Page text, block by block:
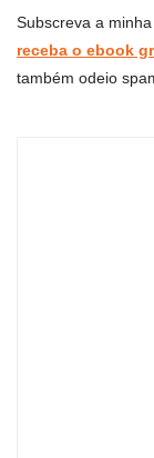
Subscreva a
receba o ebook
também odeio